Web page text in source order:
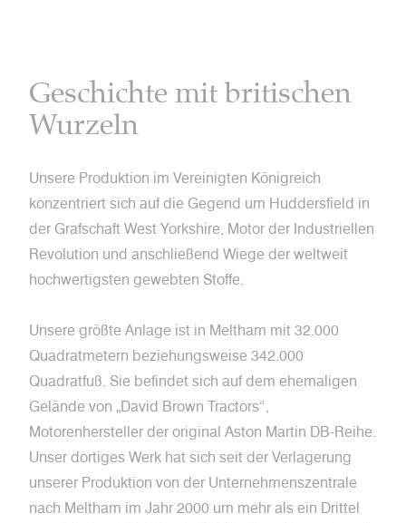
Geschichte mit britischen
Wurzeln
Unsere Produktion im Vereinigten Königreich
konzentriert sich auf die Gegend um Huddersfield in
der Grafschaft West Yorkshire, Motor der Industriellen
Revolution und anschließend Wiege der weltweit
hochwertigsten gewebten Stoffe.
Unsere größte Anlage ist in Meltham mit 32.000
Quadratmetern beziehungsweise 342.000
Quadratfuß. Sie befindet sich auf dem ehemaligen
Gelände von „David Brown Tractors“,
Motorenhersteller der original Aston Martin DB-Reihe.
Unser dortiges Werk hat sich seit der Verlagerung
unserer Produktion von der Unternehmenszentrale
nach Meltham im Jahr 2000 um mehr als ein Drittel